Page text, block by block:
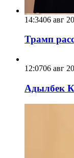
14:3406 авг
Трамп
12:0706 авг
Адылбек